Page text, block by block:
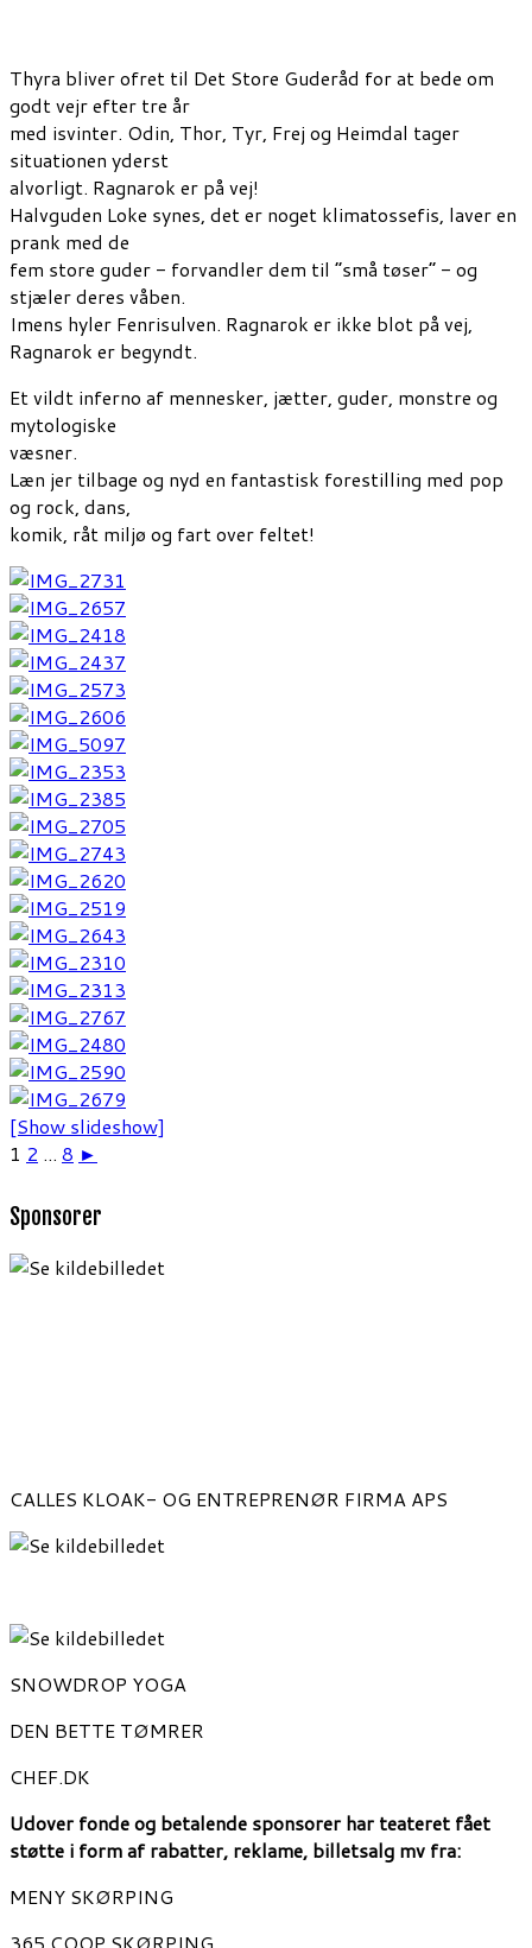
Thyra bliver ofret til Det Store Guderåd for at bede om
godt vejr efter tre år
med isvinter. Odin, Thor, Tyr, Frej og Heimdal tager
situationen yderst
alvorligt. Ragnarok er på vej!
Halvguden Loke synes, det er noget klimatossefis, laver en
prank med de
fem store guder - forvandler dem til ”små tøser” - og
stjæler deres våben.
Imens hyler Fenrisulven. Ragnarok er ikke blot på vej,
Ragnarok er begyndt.
Et vildt inferno af mennesker, jætter, guder, monstre og
mytologiske
væsner.
Læn jer tilbage og nyd en fantastisk forestilling med pop
og rock, dans,
komik, råt miljø og fart over feltet!
[Show slideshow]
1 2 ... 8 ►
Sponsorer
CALLES KLOAK- OG ENTREPRENØR FIRMA APS
SNOWDROP YOGA
DEN BETTE TØMRER
CHEF.DK
Udover fonde og betalende sponsorer har teateret fået
støtte i form af rabatter, reklame, billetsalg mv fra:
MENY SKØRPING
365 COOP SKØRPING